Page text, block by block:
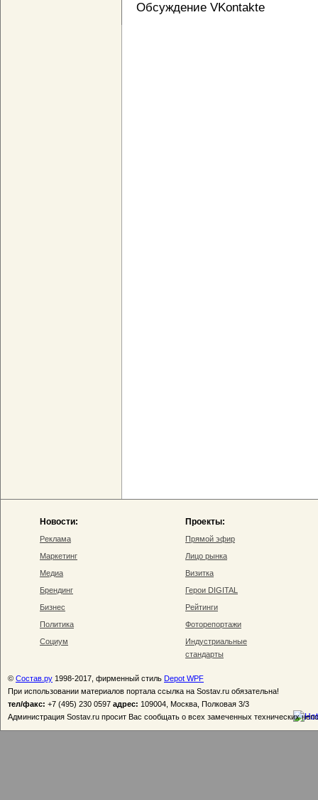
Обсуждение VKontakte
Новости:
Реклама
Маркетинг
Медиа
Брендинг
Бизнес
Политика
Социум
Проекты:
Прямой эфир
Лицо рынка
Визитка
Герои DIGITAL
Рейтинги
Фоторепортажи
Индустриальные
стандарты
© Состав.ру 1998-2017, фирменный стиль Depot WPF
При использовании материалов портала ссылка на Sostav.ru обязательна!
тел/факс: +7 (495) 230 0597 адрес: 109004, Москва, Полковая 3/3
Администрация Sostav.ru просит Вас сообщать о всех замеченных технических